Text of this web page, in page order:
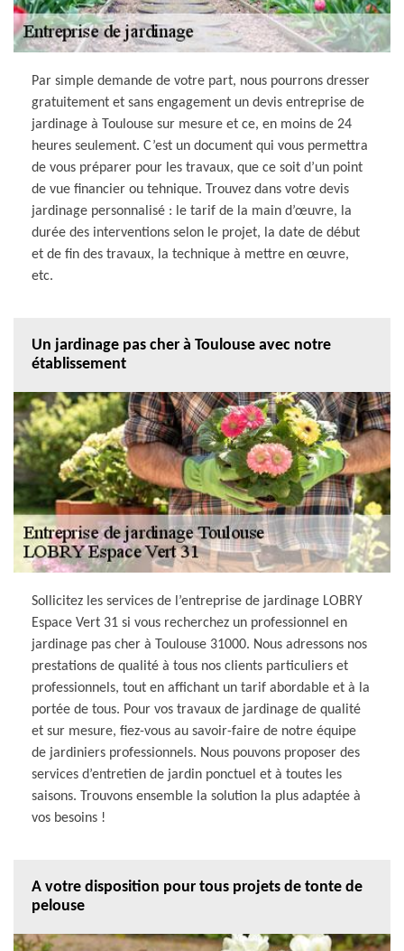
Par simple demande de votre part, nous pourrons dresser
gratuitement et sans engagement un devis entreprise de
jardinage à Toulouse sur mesure et ce, en moins de 24
heures seulement. C’est un document qui vous permettra
de vous préparer pour les travaux, que ce soit d’un point
de vue financier ou tehnique. Trouvez dans votre devis
jardinage personnalisé : le tarif de la main d’œuvre, la
durée des interventions selon le projet, la date de début
et de fin des travaux, la technique à mettre en œuvre,
etc.
Un jardinage pas cher à Toulouse avec notre
établissement
Sollicitez les services de l’entreprise de jardinage LOBRY
Espace Vert 31 si vous recherchez un professionnel en
jardinage pas cher à Toulouse 31000. Nous adressons nos
prestations de qualité à tous nos clients particuliers et
professionnels, tout en affichant un tarif abordable et à la
portée de tous. Pour vos travaux de jardinage de qualité
et sur mesure, fiez-vous au savoir-faire de notre équipe
de jardiniers professionnels. Nous pouvons proposer des
services d’entretien de jardin ponctuel et à toutes les
saisons. Trouvons ensemble la solution la plus adaptée à
vos besoins !
A votre disposition pour tous projets de tonte de
pelouse